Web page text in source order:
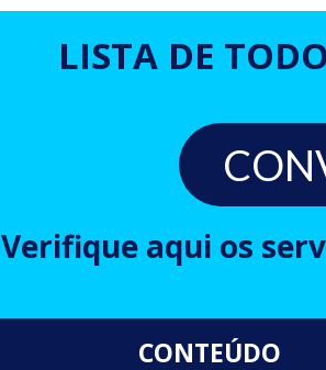
LISTA DE
Verifique aqui os
CONTEÚDO